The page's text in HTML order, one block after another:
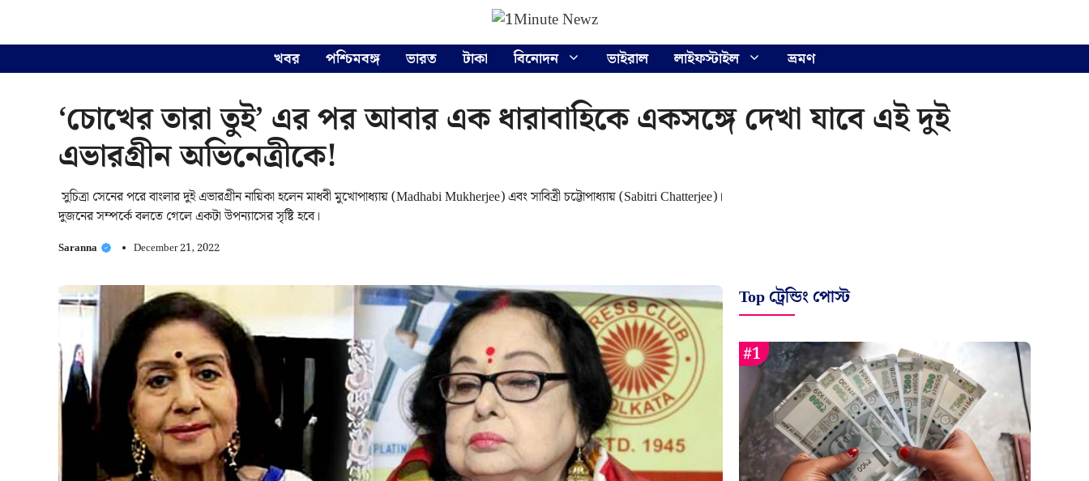
খবর পশ্চিমবঙ্গ ভারত টাকা বিনোদন ভাইরাল লাইফস্টাইল ভ্রমণ
‘চোখের তারা তুই’ এর পর আবার এক ধারাবাহিকে একসঙ্গে দেখা যাবে এই দুই
এভারগ্রীন অভিনেত্রীকে!
সুচিত্রা সেনের পরে বাংলার দুই এভারগ্রীন নায়িকা হলেন মাধবী মুখোপাধ্যায় (Madhabi Mukherjee) এবং সাবিত্রী চট্টোপাধ্যায় (Sabitri Chatterjee)।
দুজনের সম্পর্কে বলতে গেলে একটা উপন্যাসের সৃষ্টি হবে।
Saranna December 21, 2022
Top ট্রেন্ডিং পোস্ট